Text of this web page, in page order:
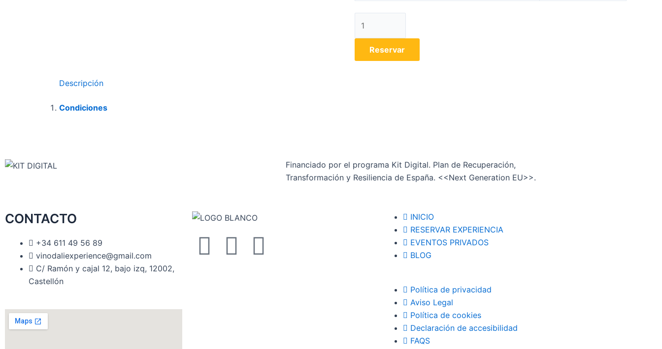
Reservar
Descripción
Condiciones
Financiado por el programa Kit Digital. Plan de Recuperación,
Transformación y Resiliencia de España. <<Next Generation EU>>.
CONTACTO
+34 611 49 56 89
vinodaliexperience@gmail.com
C/ Ramón y cajal 12, bajo izq, 12002,
Castellón
F
I
Y
INICIO
RESERVAR EXPERIENCIA
EVENTOS PRIVADOS
BLOG
Política de privacidad
Aviso Legal
Política de cookies
Declaración de accesibilidad
FAQS